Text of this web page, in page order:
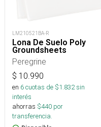
LM210521BA-R
Lona De Suelo Poly
Groundsheets
Peregrine
$ 10.990
en 6cuotas de $1.832sin
interés
ahorras $440 por
transferencia.